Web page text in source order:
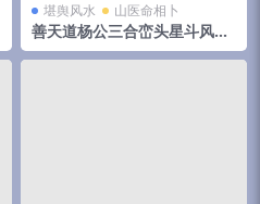
堪舆风水 山医命相卜
善天道杨公三合峦头星斗风水
直断视频共69集